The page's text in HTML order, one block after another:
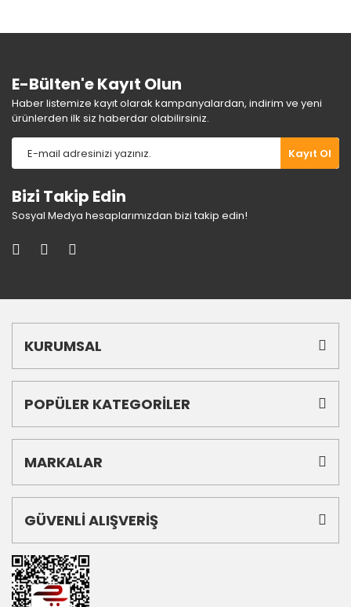
E-Bülten'e Kayıt Olun
Haber listemize kayıt olarak kampanyalardan, indirim ve yeni
ürünlerden ilk siz haberdar olabilirsiniz.
Kayıt Ol
Bizi Takip Edin
Sosyal Medya hesaplarımızdan bizi takip edin!
KURUMSAL
POPÜLER KATEGORİLER
MARKALAR
GÜVENLİ ALIŞVERİŞ